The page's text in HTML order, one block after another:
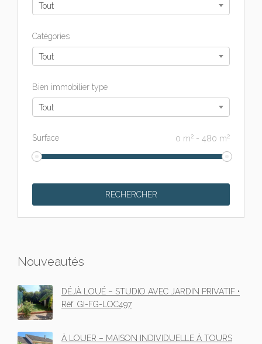
Tout
Catégories
Tout
Bien immobilier type
Tout
Surface 0 m2 - 480 m2
Nouveautés
DÉJÀ LOUÉ – STUDIO AVEC JARDIN PRIVATIF •
Réf. GI-FG-LOC497
À LOUER – MAISON INDIVIDUELLE À TOURS